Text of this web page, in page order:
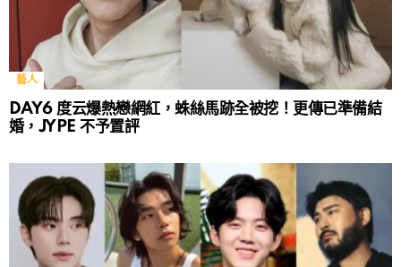
藝人
DAY6 度云爆熱戀網紅，蛛絲馬跡全被挖！更傳已準備結
婚，JYPE 不予置評